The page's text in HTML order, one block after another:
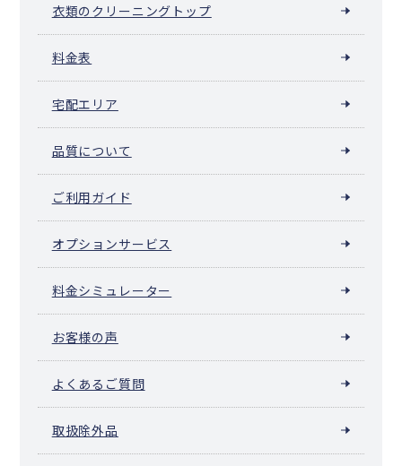
衣類のクリーニングトップ
料金表
宅配エリア
品質について
ご利用ガイド
オプションサービス
料金シミュレーター
お客様の声
よくあるご質問
取扱除外品